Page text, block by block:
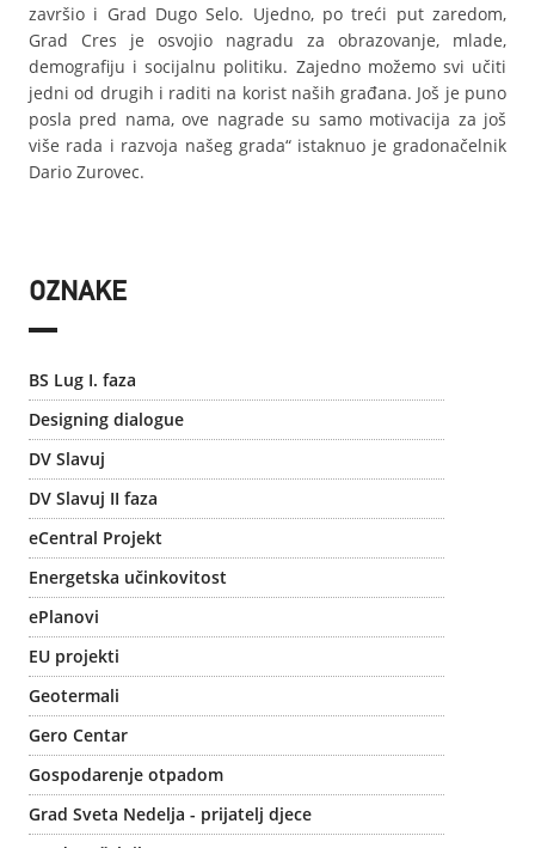
završio i Grad Dugo Selo. Ujedno, po treći put zaredom,
Grad Cres je osvojio nagradu za obrazovanje, mlade,
demografiju i socijalnu politiku. Zajedno možemo svi učiti
jedni od drugih i raditi na korist naših građana. Još je puno
posla pred nama, ove nagrade su samo motivacija za još
više rada i razvoja našeg grada“ istaknuo je gradonačelnik
Dario Zurovec.
OZNAKE
BS Lug I. faza
Designing dialogue
DV Slavuj
DV Slavuj II faza
eCentral Projekt
Energetska učinkovitost
ePlanovi
EU projekti
Geotermali
Gero Centar
Gospodarenje otpadom
Grad Sveta Nedelja - prijatelj djece